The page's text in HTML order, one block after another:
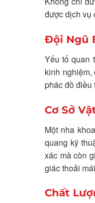
được dịch vụ
Đội Ngũ
Yếu tố quan
kinh
phác đồ điều
Cơ Sở
Một nha
quang kỹ
xác mà còn
giác thoải
Chất